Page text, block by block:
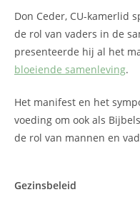
Don Ceder, CU-kamerlid
de rol van vaders in de
presenteerde hij al het
bloeiende samenleving.
Het manifest en het
voeding om ook als
de rol van mannen en
Gezinsbeleid